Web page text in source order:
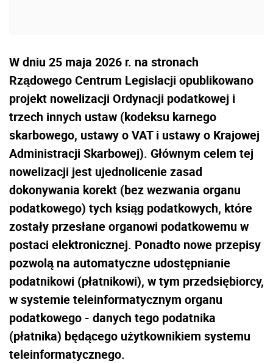
W dniu 25 maja 2026 r. na stronach
Rządowego Centrum Legislacji opublikowano
projekt nowelizacji Ordynacji podatkowej i
trzech innych ustaw (kodeksu karnego
skarbowego, ustawy o VAT i ustawy o Krajowej
Administracji Skarbowej). Głównym celem tej
nowelizacji jest ujednolicenie zasad
dokonywania korekt (bez wezwania organu
podatkowego) tych ksiąg podatkowych, które
zostały przesłane organowi podatkowemu w
postaci elektronicznej. Ponadto nowe przepisy
pozwolą na automatyczne udostępnianie
podatnikowi (płatnikowi), w tym przedsiębiorcy,
w systemie teleinformatycznym organu
podatkowego - danych tego podatnika
(płatnika) będącego użytkownikiem systemu
teleinformatycznego.